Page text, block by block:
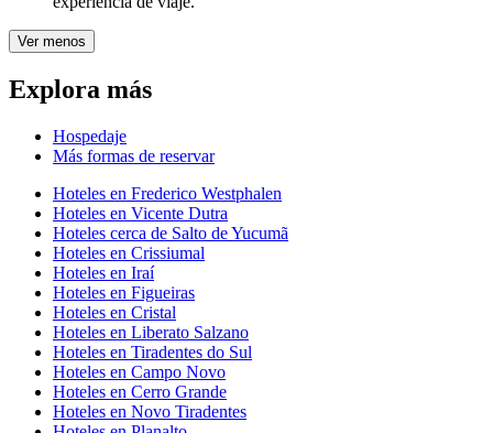
Ver menos
Explora más
Hospedaje
Más formas de reservar
Hoteles en Frederico Westphalen
Hoteles en Vicente Dutra
Hoteles cerca de Salto de Yucumã
Hoteles en Crissiumal
Hoteles en Iraí
Hoteles en Figueiras
Hoteles en Cristal
Hoteles en Liberato Salzano
Hoteles en Tiradentes do Sul
Hoteles en Campo Novo
Hoteles en Cerro Grande
Hoteles en Novo Tiradentes